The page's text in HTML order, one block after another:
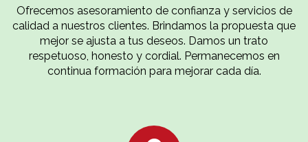
Ofrecemos asesoramiento de confianza y servicios de
calidad a nuestros clientes. Brindamos la propuesta que
mejor se ajusta a tus deseos. Damos un trato
respetuoso, honesto y cordial. Permanecemos en
continua formación para mejorar cada día.